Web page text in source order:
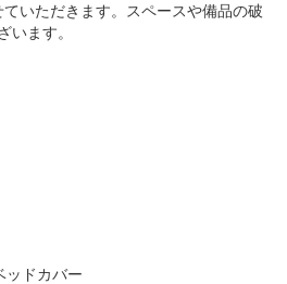
いただきます。スペースや備品の破
ます。
ドカバー